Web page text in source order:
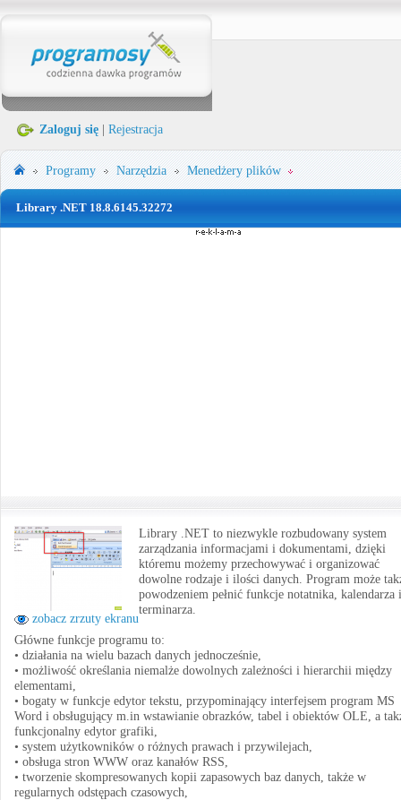
Zaloguj się Rejestracja
Programy Narzędzia Menedżery plików
Library .NET 18.8.6145.32272
zobacz zrzuty ekranu
Library .NET to niezwykle rozbudowany system
zarządzania informacjami i dokumentami, dzięki
któremu możemy przechowywać i organizować
dowolne rodzaje i ilości danych. Program może
powodzeniem pełnić funkcje notatnika, kalendarza i
terminarza.
Główne funkcje programu to:
• działania na wielu bazach danych jednocześnie,
• możliwość określania niemalże dowolnych zależności i hierarchii między
elementami,
• bogaty w funkcje edytor tekstu, przypominający interfejsem program MS
Word i obsługujący m.in wstawianie obrazków, tabel i obiektów OLE, a
funkcjonalny edytor grafiki,
• system użytkowników o różnych prawach i przywilejach,
• obsługa stron WWW oraz kanałów RSS,
• tworzenie skompresowanych kopii zapasowych baz danych, także w
regularnych odstępach czasowych,